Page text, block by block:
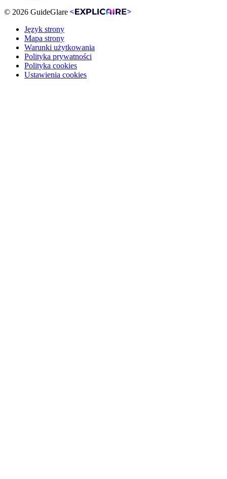
© 2026 GuideGlare
Język strony
Mapa strony
Warunki użytkowania
Polityka prywatności
Polityka cookies
Ustawienia cookies